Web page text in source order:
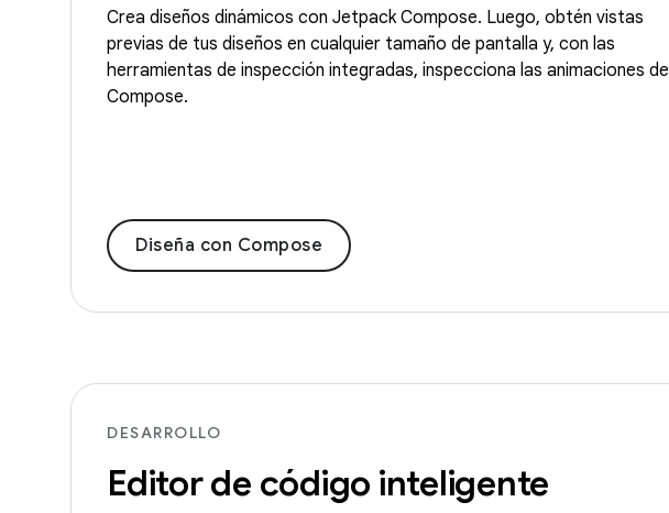
Crea diseños dinámicos con Jetpack Compose. Luego, obtén vistas
previas de tus diseños en cualquier tamaño de pantalla y, con las
herramientas de inspección integradas, inspecciona las animaciones de
Compose.
Diseña con Compose
DESARROLLO
Editor de código inteligente